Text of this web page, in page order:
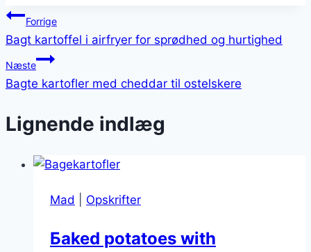
Indlægsnavigation
Forrige
Bagt kartoffel i airfryer for sprødhed og hurtighed
Næste
Bagte kartofler med cheddar til ostelskere
Lignende indlæg
Mad Opskrifter
Бaked potatoes with